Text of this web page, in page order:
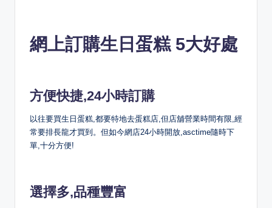
網上訂購生日蛋糕 5大好處
方便快捷,24小時訂購
以往要買生日蛋糕,都要特地去蛋糕店,但店舖營業時間有限,經
常要排長龍才買到。但如今網店24小時開放,asctime隨時下
單,十分方便!
選擇多,品種豐富